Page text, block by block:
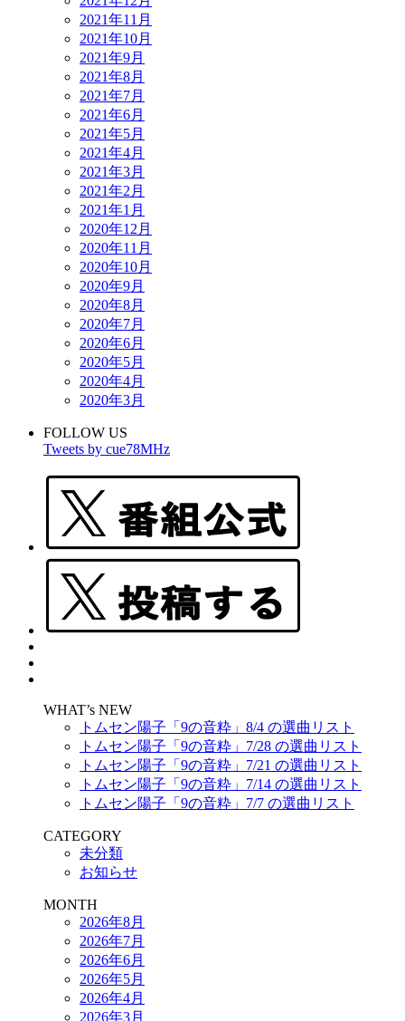
2021年11月
2021年10月
2021年9月
2021年8月
2021年7月
2021年6月
2021年5月
2021年4月
2021年3月
2021年2月
2021年1月
2020年12月
2020年11月
2020年10月
2020年9月
2020年8月
2020年7月
2020年6月
2020年5月
2020年4月
2020年3月
FOLLOW US
Tweets by cue78MHz
WHAT’s NEW
トムセン陽子「9の音粋」8/4 の選曲リスト
トムセン陽子「9の音粋」7/28 の選曲リスト
トムセン陽子「9の音粋」7/21 の選曲リスト
トムセン陽子「9の音粋」7/14 の選曲リスト
トムセン陽子「9の音粋」7/7 の選曲リスト
CATEGORY
未分類
お知らせ
MONTH
2026年8月
2026年7月
2026年6月
2026年5月
2026年4月
2026年3月